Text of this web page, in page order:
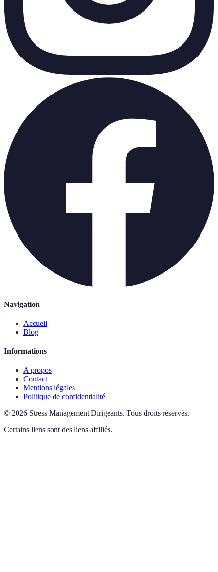
Navigation
Accueil
Blog
Informations
A propos
Contact
Mentions légales
Politique de confidentialité
© 2026 Stress Management Dirigeants. Tous droits réservés.
Certains liens sont des liens affiliés.